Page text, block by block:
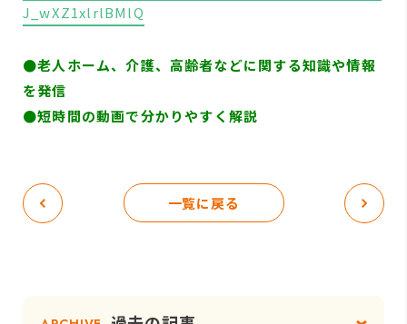
J_wXZ1xlrlBMlQ
●老人ホーム、介護、高齢者などに関する知識や情報
を発信
●短時間の動画で分かりやすく解説
一覧に戻る